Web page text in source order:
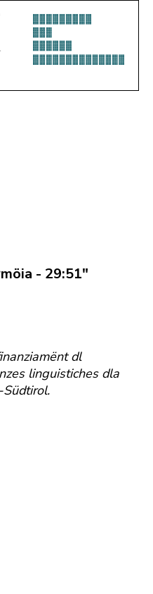
- 29:51"
dl
linguistiches dla